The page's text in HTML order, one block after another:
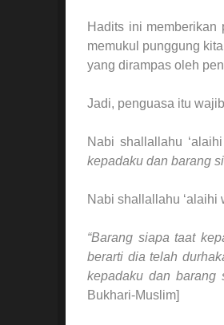
Hadits ini
memukul punggung
yang dirampas oleh
Jadi, penguasa itu
Nabi shallallahu
kepadaku dan barang
Nabi shallallahu ‘alaihi
“Barang siapa taat
berarti dia telah
kepadaku dan barang
Bukhari-Muslim]